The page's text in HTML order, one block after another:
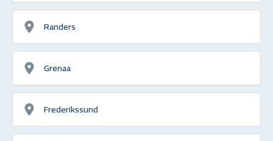
Randers
Grenaa
Frederikssund